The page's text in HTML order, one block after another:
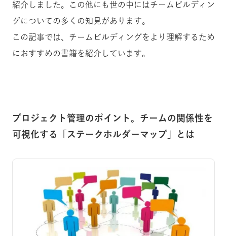
紹介しました。この他にも世の中にはチームビルディン
グについての多くの知見があります。
この記事では、チームビルディングをより理解するため
におすすめの書籍を紹介しています。
プロジェクト管理のポイント。チームの関係性を
可視化する「ステークホルダーマップ」とは